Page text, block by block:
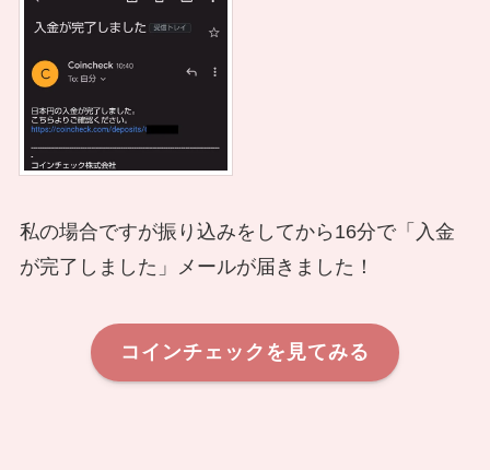
私の場合ですが振り込みをしてから16分で「入金
が完了しました」メールが届きました！
コインチェックを見てみる